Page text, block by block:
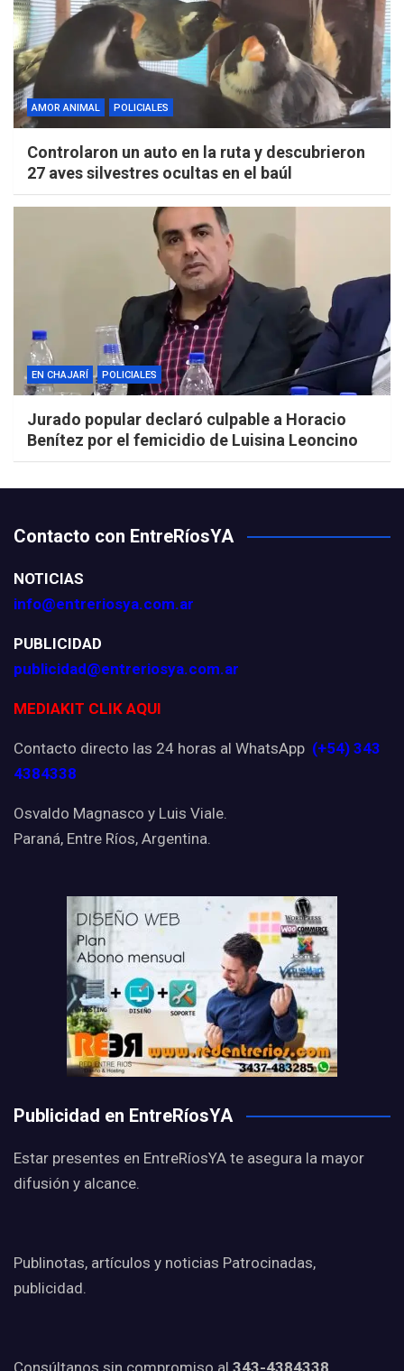
AMOR ANIMAL POLICIALES
Controlaron un auto en la ruta y descubrieron
27 aves silvestres ocultas en el baúl
EN CHAJARÍ POLICIALES
Jurado popular declaró culpable a Horacio
Benítez por el femicidio de Luisina Leoncino
Contacto con EntreRíosYA
NOTICIAS
info@entreriosya.com.ar
PUBLICIDAD
publicidad@entreriosya.com.ar
MEDIAKIT CLIK AQUI
Contacto directo las 24 horas al WhatsApp (+54) 343
4384338
Osvaldo Magnasco y Luis Viale.
Paraná, Entre Ríos, Argentina.
Publicidad en EntreRíosYA
Estar presentes en EntreRíosYA te asegura la mayor
difusión y alcance.
Publinotas, artículos y noticias Patrocinadas,
publicidad.